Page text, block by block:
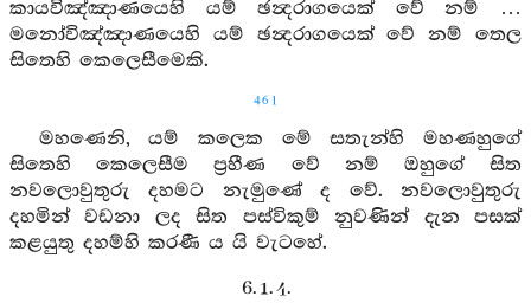
කායවිඤ්ඤාණයෙහි යම් ඡන්‍දරාගයෙක් වේ නම් …
මනෝවිඤ්ඤාණයෙහි යම් ඡන්‍දරාගයෙක් වේ නම් තෙල
සිතෙහි කෙලෙසීමෙකි.
461
මහණෙනි, යම් කලෙක මේ සතැන්හි මහණහුගේ
සිතෙහි කෙලෙසීම ප්‍රහීණ වේ නම් ඔහුගේ සිත
නවලොවුතුරු දහමට නැමුණේ ද වේ. නවලොවුතුරු
දහමින් වඩනා ලද සිත පස්විකුම් නුවණින් දැන පසක්
කළයුතු දහම්හි කරණී ය යි වැටහේ.
6. 1. 4.